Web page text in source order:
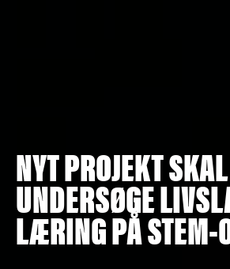
NYT PROJEKT SKAL
UNDERSØGE
LÆRING PÅ STEM-